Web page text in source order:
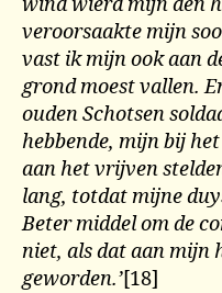
veroorsaakte mijn
vast ik mijn ook aan
grond moest vallen.
ouden Schotsen
hebbende, mijn bij
aan het vrijven
lang, totdat mijne
Beter middel om de
niet, als dat aan mijn
geworden.’[18]